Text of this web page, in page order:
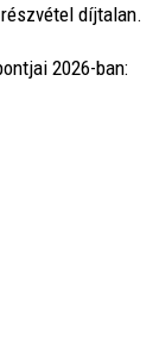
díjtalan.
2026-ban: